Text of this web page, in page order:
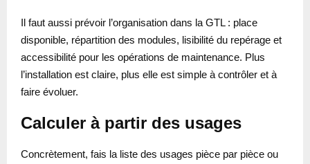
Il faut aussi prévoir l’organisation dans la GTL : place
disponible, répartition des modules, lisibilité du repérage et
accessibilité pour les opérations de maintenance. Plus
l’installation est claire, plus elle est simple à contrôler et à
faire évoluer.
Calculer à partir des usages
Concrètement, fais la liste des usages pièce par pièce ou